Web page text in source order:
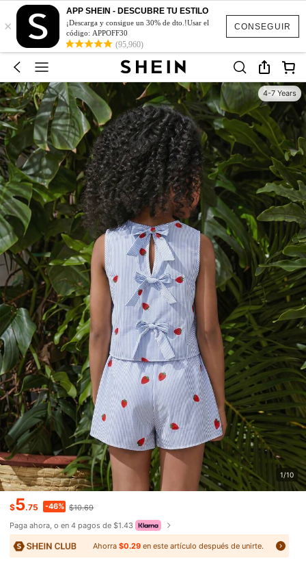
CONSEGUIR
×
APP SHEIN - DESCUBRE TU ESTILO
¡Descarga y consigue un 30% de dto.!Usar el
código: APPOFF30
(95,960)
4-7 Years
1/10
$5.75 -46% $10.69
Paga ahora, o en 4 pagos de $1.43
Ahorra $0.29en este artículo después de unirte.